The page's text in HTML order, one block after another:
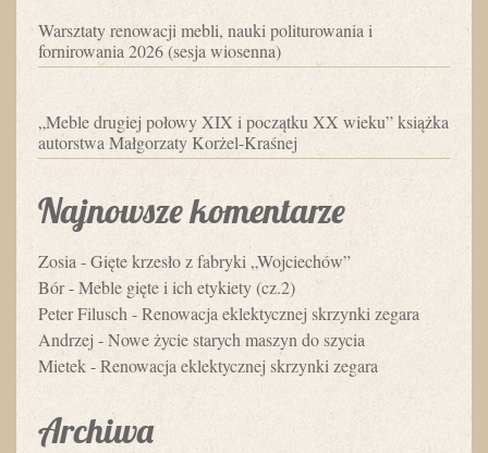
Warsztaty renowacji mebli, nauki politurowania i
fornirowania 2026 (sesja wiosenna)
„Meble drugiej połowy XIX i początku XX wieku” książka
autorstwa Małgorzaty Korżel-Kraśnej
Najnowsze komentarze
Zosia -Gięte krzesło z fabryki „Wojciechów”
Bór-Meble gięte i ich etykiety (cz.2)
Peter Filusch -Renowacja eklektycznej skrzynki zegara
Andrzej -Nowe życie starych maszyn do szycia
Mietek-Renowacja eklektycznej skrzynki zegara
Archiwa